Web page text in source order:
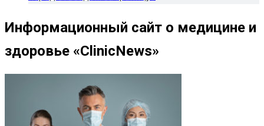
Информационный сайт о медицине и
здоровье «ClinicNews»